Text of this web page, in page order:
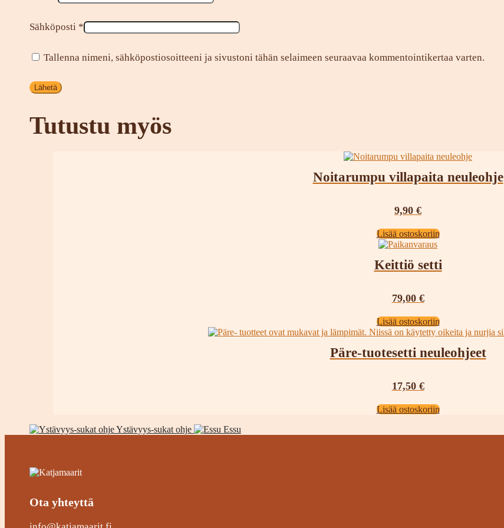
Sähköposti *
Tallenna nimeni, sähköpostiosoitteeni ja sivustoni tähän selaimeen seuraavaa kommentointikertaa varten.
Tutustu myös
Noitarumpu villapaita neuleohje
9,90 €
Lisää ostoskoriin
Keittiö setti
79,00 €
Lisää ostoskoriin
Päre-tuotesetti neuleohjeet
17,50 €
Lisää ostoskoriin
Ystävyys-sukat ohje
Essu
Ota yhteyttä